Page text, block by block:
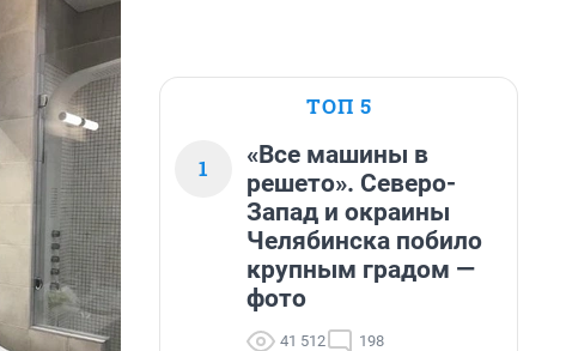
ТОП 5
1
«Все машины в
решето». Северо-
Запад и окраины
Челябинска побило
крупным градом —
фото
41 512 198